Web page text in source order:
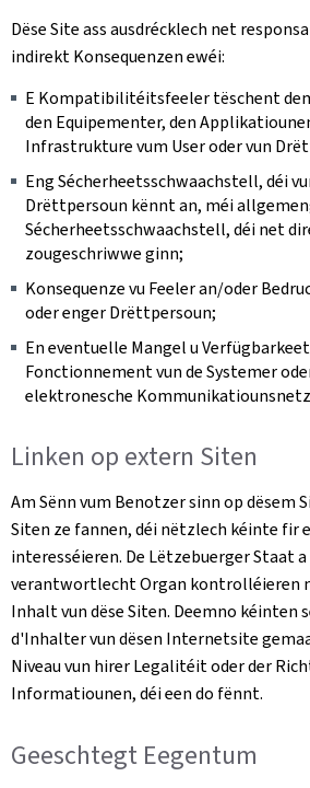
Dëse Site ass ausdrécklech net
indirekt Konsequenzen ewéi:
E Kompatibilitéitsfeeler tëschent
den Equipementer, den
Infrastrukture vum User oder vun
Eng Sécherheetsschwaachstell, déi
Drëttpersoun kënnt an, méi
Sécherheetsschwaachstell, déi net
zougeschriwwe ginn;
Konsequenze vu Feeler an/oder
oder enger Drëttpersoun;
En eventuelle Mangel u
Fonctionnement vun de Systemer
elektronesche
Linken op extern Siten
Am Sënn vum Benotzer sinn op dësem
Siten ze fannen, déi nëtzlech kéinte fir
interesséieren. De Lëtzebuerger Staat
verantwortlecht Organ kontrolléieren
Inhalt vun dëse Siten. Deemno kéinten
d'Inhalter vun dësen Internetsite
Niveau vun hirer Legalitéit oder der
Informatiounen, déi een do fënnt.
Geeschtegt Eegentum